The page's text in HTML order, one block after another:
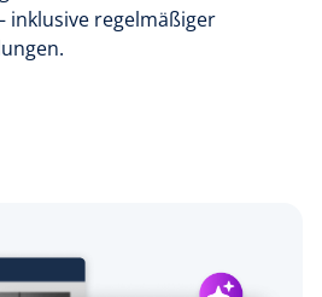
inklusive regelmäßiger